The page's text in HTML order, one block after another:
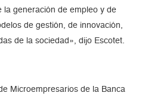
la generación de empleo y de
de gestión, de innovación,
de la sociedad», dijo Escotet.
Microempresarios de la Banca